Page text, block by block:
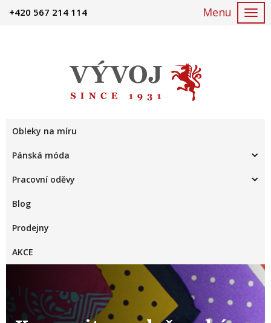
+420 567 214 114
Obleky na míru
Pánská móda
Pracovní oděvy
Blog
Prodejny
AKCE